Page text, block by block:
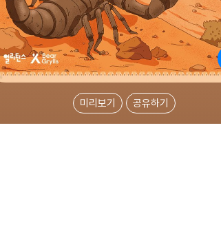
미리보기 공유하기